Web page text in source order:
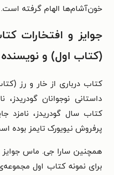
خون‌آشام‌ها الهام گرفته است.
جوایز و افتخارات
(کتاب اول) و نویسنده
کتاب درباری از خار و رز
داستانی نوجوانان گودریدز،
کتاب سال گودریدز، نامزد
پرفروش نیویورک تایمز بوده
همچنین سارا جی. ماس
برای نمونه کتاب اول